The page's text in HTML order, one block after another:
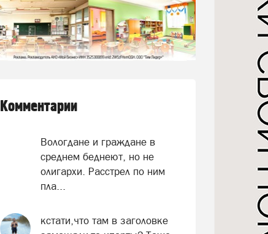
Комментарии
Вологдане и граждане в
среднем беднеют, но не
олигархи. Расстрел по ним
пла...
кстати,что там в заголовке